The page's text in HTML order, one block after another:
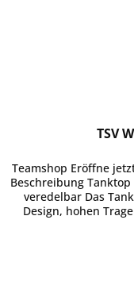
TSV
Teamshop Eröffne
Beschreibung
veredelbar Das
Design, hohen